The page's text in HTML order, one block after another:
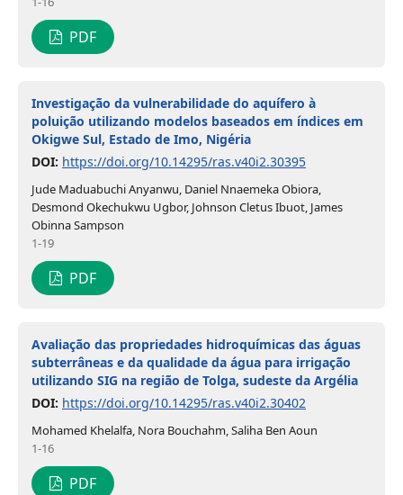
PDF
Investigação da vulnerabilidade do aquífero à
poluição utilizando modelos baseados em índices em
Okigwe Sul, Estado de Imo, Nigéria
DOI: https://doi.org/10.14295/ras.v40i2.30395
Jude Maduabuchi Anyanwu, Daniel Nnaemeka Obiora,
Desmond Okechukwu Ugbor, Johnson Cletus Ibuot, James
Obinna Sampson
1-19
PDF
Avaliação das propriedades hidroquímicas das águas
subterrâneas e da qualidade da água para irrigação
utilizando SIG na região de Tolga, sudeste da Argélia
DOI: https://doi.org/10.14295/ras.v40i2.30402
Mohamed Khelalfa, Nora Bouchahm, Saliha Ben Aoun
1-16
PDF